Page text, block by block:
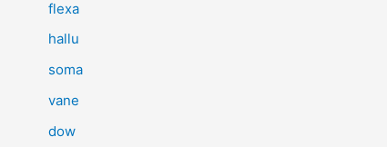
e
r
:
flexa
hallu
soma
vane
dow